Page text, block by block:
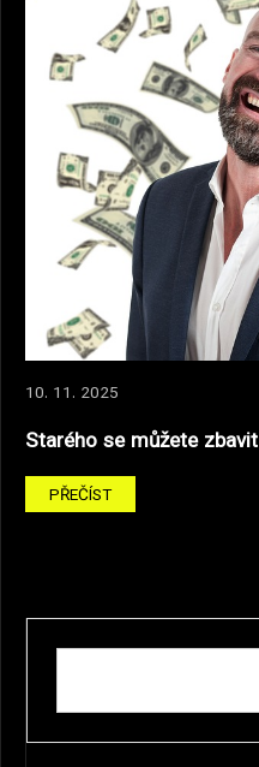
10. 11. 2025
Starého se můžete zbavit
PŘEČÍST